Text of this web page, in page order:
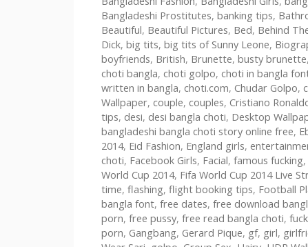
Bangladeshi Prostitutes, banking tips,
Beautiful, Beautiful Pictures, Bed, Behind
Dick, big tits, big tits of Sunny Leone,
boyfriends, British, Brunette, busty brunette,
choti bangla, choti golpo, choti in bangla
written in bangla, choti.com, Chudar Golpo,
Wallpaper, couple, couples, Cristiano
tips, desi, desi bangla choti, Desktop
bangladeshi bangla choti story online free,
2014, Eid Fashion, England girls,
choti, Facebook Girls, Facial, famous fucking,
World Cup 2014, Fifa World Cup 2014 Live
time, flashing, flight booking tips, Football
bangla font, free dates, free download
porn, free pussy, free read bangla choti,
porn, Gangbang, Gerard Pique, gf, girl,